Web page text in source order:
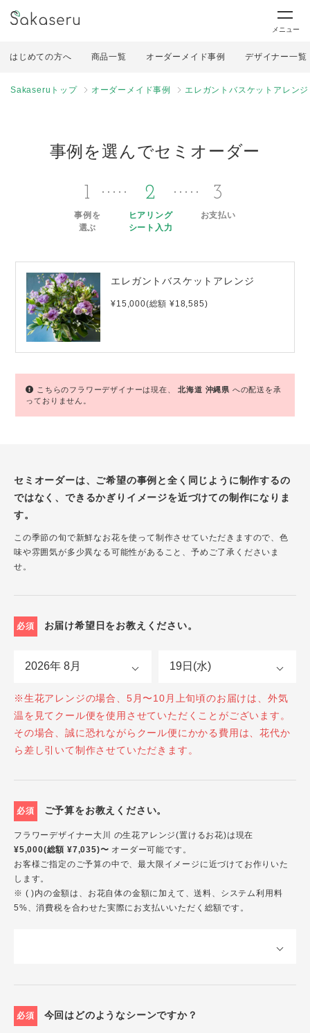
メニュー
はじめての方へ 商品一覧 オーダーメイド事例 デザイナー一覧
Sakaseruトップ オーダーメイド事例 エレガントバスケットアレンジ
事例を選んでセミオーダー
1
事例を
選ぶ
2
ヒアリング
シート入力
3
お支払い
エレガントバスケットアレンジ
¥15,000(総額 ¥18,585)
こちらのフラワーデザイナーは現在、北海道 沖縄県 への配送を承
っておりません。
セミオーダーは、ご希望の事例と全く同じように制作するの
ではなく、できるかぎりイメージを近づけての制作になりま
す。
この季節の旬で新鮮なお花を使って制作させていただきますので、色
味や雰囲気が多少異なる可能性があること、予めご了承くださいま
せ。
必須 お届け希望日をお教えください。
※生花アレンジの場合、5月〜10月上旬頃のお届けは、外気
温を見てクール便を使用させていただくことがございます。
その場合、誠に恐れながらクール便にかかる費用は、花代か
ら差し引いて制作させていただきます。
必須 ご予算をお教えください。
フラワーデザイナー大川 の生花アレンジ(置けるお花)は現在
¥5,000(総額 ¥7,035)〜 オーダー可能です。
お客様ご指定のご予算の中で、最大限イメージに近づけてお作りいた
します。
※ ( )内の金額は、お花自体の金額に加えて、送料、システム利用料
5%、消費税を合わせた実際にお支払いいただく総額です。
必須 今回はどのようなシーンですか？